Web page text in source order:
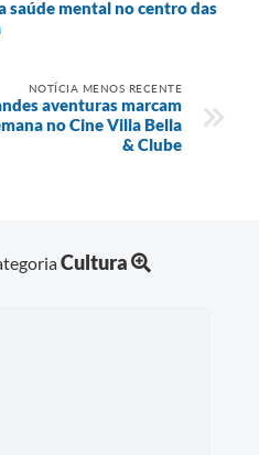
saúde mental no centro das
NOTÍCIA MENOS RECENTE
aventuras marcam
no Cine Villa Bella
& Clube
Cultura